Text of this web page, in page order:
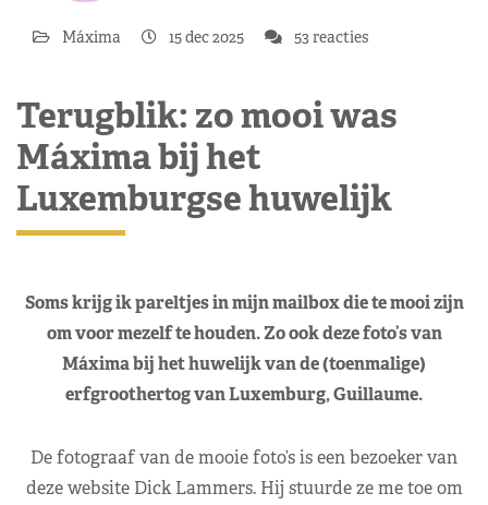
Máxima 15 dec 2025 53 reacties
Terugblik: zo mooi was
Máxima bij het
Luxemburgse huwelijk
Soms krijg ik pareltjes in mijn mailbox die te mooi zijn
om voor mezelf te houden. Zo ook deze foto’s van
Máxima bij het huwelijk van de (toenmalige)
erfgroothertog van Luxemburg, Guillaume.
De fotograaf van de mooie foto’s is een bezoeker van
deze website Dick Lammers. Hij stuurde ze me toe om